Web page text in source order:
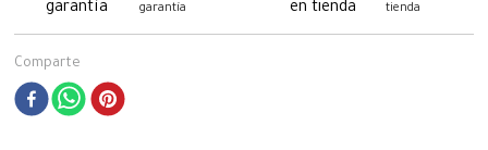
garantía
tienda
Comparte